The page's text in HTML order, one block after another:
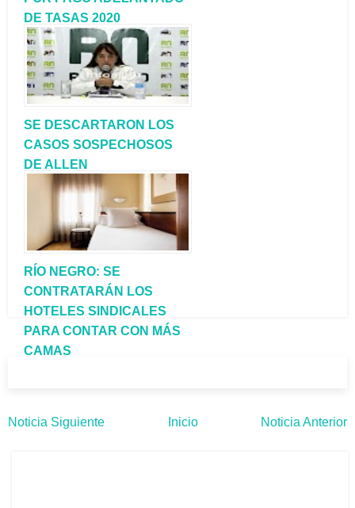
DE TASAS 2020
SE DESCARTARON LOS
CASOS SOSPECHOSOS
DE ALLEN
RÍO NEGRO: SE
CONTRATARÁN LOS
HOTELES SINDICALES
PARA CONTAR CON MÁS
CAMAS
Noticia Siguiente Inicio Noticia Anterior